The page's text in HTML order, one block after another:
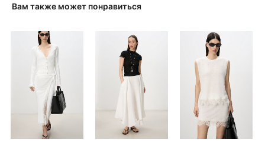
Вам также может понравиться